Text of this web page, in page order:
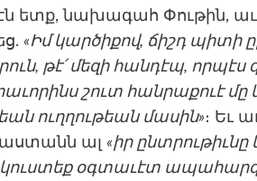
ետք, նա­խագահ Փու­թին,
«Իմ կար­ծի­քով, ճիշդ պի­տի
թէ՛ մե­զի հան­դէպ,
շուտ հան­րա­քուէ
ուղ­ղութեան մա­սին»։ Եւ
ալ «իր
օգ­տա­ւէտ